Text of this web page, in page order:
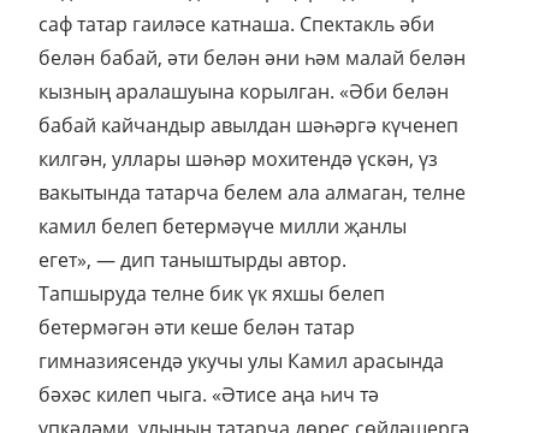
саф татар гаиләсе катнаша. Спектакль әби
белән бабай, әти белән әни һәм малай белән
кызның аралашуына корылган. «Әби белән
бабай кайчандыр авылдан шәһәргә күченеп
килгән, уллары шәһәр мохитендә үскән, үз
вакытында татарча белем ала алмаган, телне
камил белеп бетермәүче милли җанлы
егет», — дип таныштырды автор.
Тапшыруда телне бик үк яхшы белеп
бетермәгән әти кеше белән татар
гимназиясендә укучы улы Камил арасында
бәхәс килеп чыга. «Әтисе аңа һич тә